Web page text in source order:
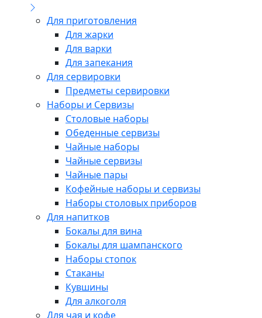
Для приготовления
Для жарки
Для варки
Для запекания
Для сервировки
Предметы сервировки
Наборы и Сервизы
Столовые наборы
Обеденные сервизы
Чайные наборы
Чайные сервизы
Чайные пары
Кофейные наборы и сервизы
Наборы столовых приборов
Для напитков
Бокалы для вина
Бокалы для шампанского
Наборы стопок
Стаканы
Кувшины
Для алкоголя
Для чая и кофе